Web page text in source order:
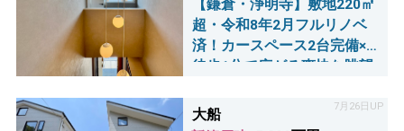
【鎌倉・浄明寺】敷地220㎡
超・令和8年2月フルリノベ
済！カースペース2台完備×
徒歩1分で広がる爽快な眺望
7月26日UP
大船